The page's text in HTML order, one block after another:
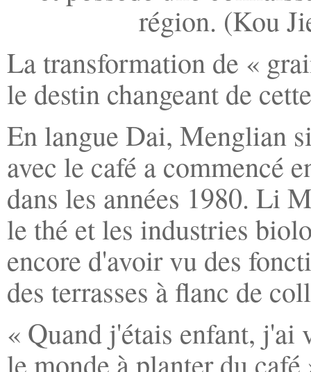
région. (Kou
La transformation de «
le destin changeant de
En langue Dai, Menglian
avec le café a commencé
dans les années 1980. Li
le thé et les industries
encore d'avoir vu des
des terrasses à flanc de
« Quand j'étais enfant, j'ai
le monde à planter du